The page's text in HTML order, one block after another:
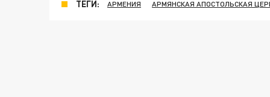
ТЕГИ: АРМЕНИЯ АРМЯНСКАЯ АПОСТОЛЬСКАЯ